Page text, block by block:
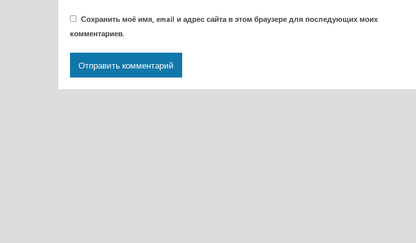
Сохранить моё имя, email и адрес сайта в этом браузере для последующих моих
комментариев.